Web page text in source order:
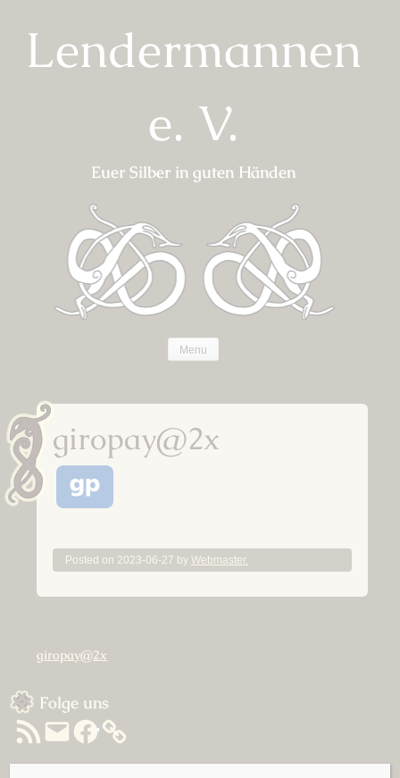
contentLendermannen
e. V.
Euer Silber in guten Händen
Menu
giropay@2x
Posted on 2023-06-27 byWebmaster.
Beitragsnavigation
giropay@2x
Sidebar
Folge uns
RSS-
Feed
E-
Mail
Facebook